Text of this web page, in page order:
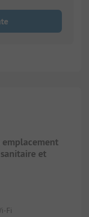
emplacement
et
Fi